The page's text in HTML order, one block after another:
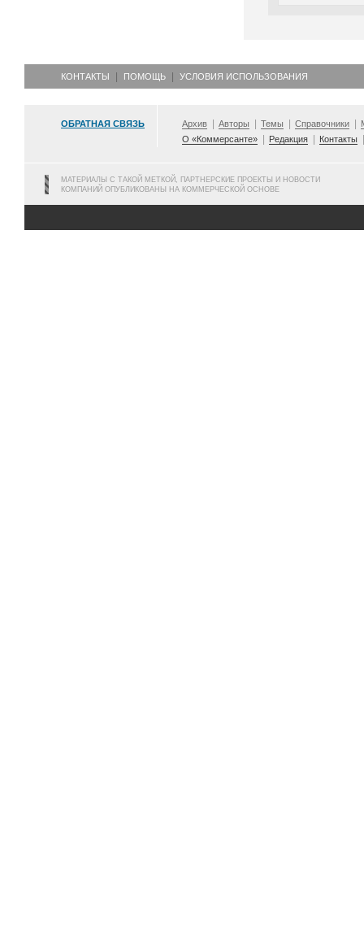
КОНТАКТЫ ПОМОЩЬ УСЛОВИЯ ИСПОЛЬЗОВАНИЯ
ОБРАТНАЯ СВЯЗЬ Архив Авторы Темы Справочники
О «Коммерсанте»
Редакция Контакты
МАТЕРИАЛЫ С ТАКОЙ МЕТКОЙ, ПАРТНЕРСКИЕ ПРОЕКТЫ И НОВОСТИ
КОМПАНИЙ ОПУБЛИКОВАНЫ НА КОММЕРЧЕСКОЙ ОСНОВЕ